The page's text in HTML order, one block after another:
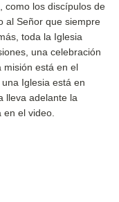
como los discípulos de
al Señor que siempre
toda la Iglesia
una celebración
está en el
Iglesia está en
lleva adelante la
el video.